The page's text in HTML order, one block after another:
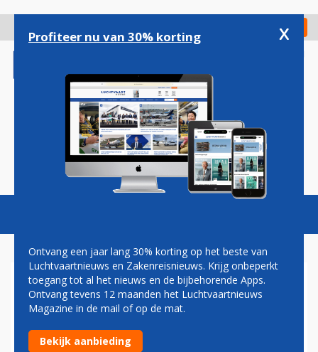
gaan
Check in
Magazine Podcasts Vacatures
VIRGIN ATLANTIC PLAATST
AANVULLENDE ORDER VOOR
AIRBUS A330NEO
Profiteer nu van 30% korting x
Ontvang een jaar lang 30% korting op het beste van
Luchtvaartnieuws en Zakenreisnieuws. Krijg onbeperkt
toegang tot al het nieuws en de bijbehorende Apps.
Ontvang tevens 12 maanden het Luchtvaartnieuws
Magazine in de mail of op de mat.
Bekijk aanbieding